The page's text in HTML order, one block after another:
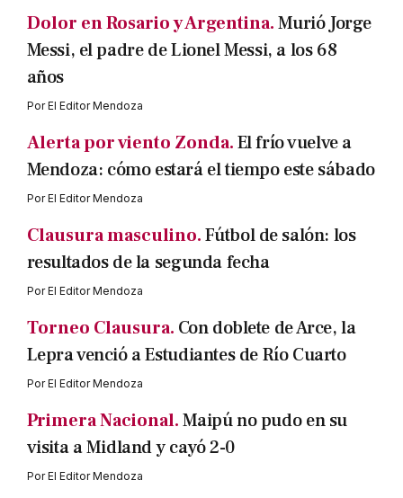
Dolor en Rosario y Argentina.Murió Jorge
Messi, el padre de Lionel Messi, a los 68
años
PorEl Editor Mendoza
Alerta por viento Zonda.El frío vuelve a
Mendoza: cómo estará el tiempo este sábado
PorEl Editor Mendoza
Clausura masculino.Fútbol de salón: los
resultados de la segunda fecha
PorEl Editor Mendoza
Torneo Clausura. Con doblete de Arce, la
Lepra venció a Estudiantes de Río Cuarto
PorEl Editor Mendoza
Primera Nacional.Maipú no pudo en su
visita a Midland y cayó 2-0
PorEl Editor Mendoza